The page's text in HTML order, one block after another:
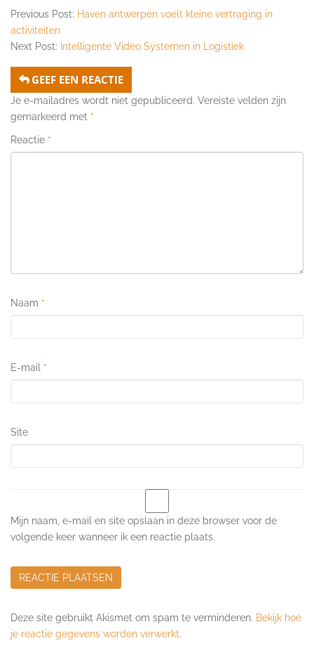
Previous Post: Haven antwerpen voelt kleine vertraging in
activiteiten
Next Post: Intelligente Video Systemen in Logistiek
GEEF EEN REACTIE
Je e-mailadres wordt niet gepubliceerd. Vereiste velden zijn
gemarkeerd met *
Reactie *
Naam *
E-mail *
Site
Mijn naam, e-mail en site opslaan in deze browser voor de
volgende keer wanneer ik een reactie plaats.
Deze site gebruikt Akismet om spam te verminderen. Bekijk hoe
je reactie gegevens worden verwerkt.